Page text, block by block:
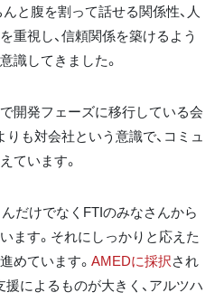
と腹を割って話せる関係性、人
重視し、信頼関係を築けるよう
識してきました。
開発フェーズに移行している会
も対会社という意識で、コミュ
ています。
だけでなくFTIのみなさんから
ます。それにしっかりと応えた
めています。 AMEDに採択され
によるものが大きく、アルツハ